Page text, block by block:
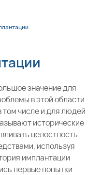
значение для
в этой области
том числе и для людей
исторические
целостность
используя
имплантации
первые попытки